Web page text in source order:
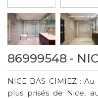
86999548 -
NICE BAS CIMIEZ :
plus prisés de Nice,